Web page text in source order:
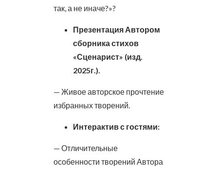
так, а не иначе?»?
Презентация Автором
сборника стихов
«Сценарист» (изд.
2025г.).
— Живое авторское прочтение
избранных творений.
Интерактив с гостями:
— Отличительные
особенности творений Автора